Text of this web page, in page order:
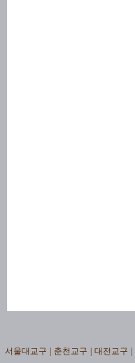
서울대교구 춘천교구 대전교구